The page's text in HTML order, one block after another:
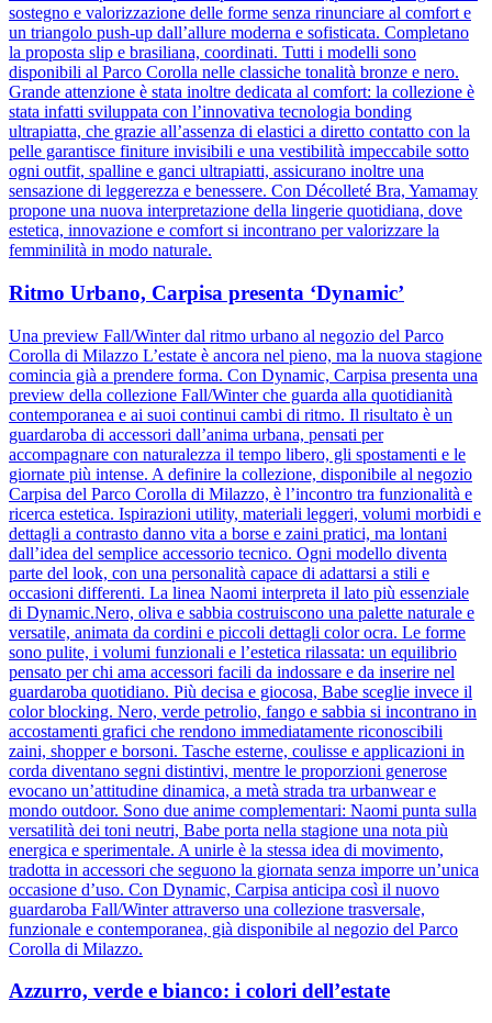
sostegno e valorizzazione delle forme senza rinunciare al comfort e
un triangolo push-up dall’allure moderna e sofisticata. Completano
la proposta slip e brasiliana, coordinati. Tutti i modelli sono
disponibili al Parco Corolla nelle classiche tonalità bronze e nero.
Grande attenzione è stata inoltre dedicata al comfort: la collezione è
stata infatti sviluppata con l’innovativa tecnologia bonding
ultrapiatta, che grazie all’assenza di elastici a diretto contatto con la
pelle garantisce finiture invisibili e una vestibilità impeccabile sotto
ogni outfit, spalline e ganci ultrapiatti, assicurano inoltre una
sensazione di leggerezza e benessere. Con Décolleté Bra, Yamamay
propone una nuova interpretazione della lingerie quotidiana, dove
estetica, innovazione e comfort si incontrano per valorizzare la
femminilità in modo naturale.
Ritmo Urbano, Carpisa presenta ‘Dynamic’
Una preview Fall/Winter dal ritmo urbano al negozio del Parco
Corolla di Milazzo L’estate è ancora nel pieno, ma la nuova stagione
comincia già a prendere forma. Con Dynamic, Carpisa presenta una
preview della collezione Fall/Winter che guarda alla quotidianità
contemporanea e ai suoi continui cambi di ritmo. Il risultato è un
guardaroba di accessori dall’anima urbana, pensati per
accompagnare con naturalezza il tempo libero, gli spostamenti e le
giornate più intense. A definire la collezione, disponibile al negozio
Carpisa del Parco Corolla di Milazzo, è l’incontro tra funzionalità e
ricerca estetica. Ispirazioni utility, materiali leggeri, volumi morbidi e
dettagli a contrasto danno vita a borse e zaini pratici, ma lontani
dall’idea del semplice accessorio tecnico. Ogni modello diventa
parte del look, con una personalità capace di adattarsi a stili e
occasioni differenti. La linea Naomi interpreta il lato più essenziale
di Dynamic.Nero, oliva e sabbia costruiscono una palette naturale e
versatile, animata da cordini e piccoli dettagli color ocra. Le forme
sono pulite, i volumi funzionali e l’estetica rilassata: un equilibrio
pensato per chi ama accessori facili da indossare e da inserire nel
guardaroba quotidiano. Più decisa e giocosa, Babe sceglie invece il
color blocking. Nero, verde petrolio, fango e sabbia si incontrano in
accostamenti grafici che rendono immediatamente riconoscibili
zaini, shopper e borsoni. Tasche esterne, coulisse e applicazioni in
corda diventano segni distintivi, mentre le proporzioni generose
evocano un’attitudine dinamica, a metà strada tra urbanwear e
mondo outdoor. Sono due anime complementari: Naomi punta sulla
versatilità dei toni neutri, Babe porta nella stagione una nota più
energica e sperimentale. A unirle è la stessa idea di movimento,
tradotta in accessori che seguono la giornata senza imporre un’unica
occasione d’uso. Con Dynamic, Carpisa anticipa così il nuovo
guardaroba Fall/Winter attraverso una collezione trasversale,
funzionale e contemporanea, già disponibile al negozio del Parco
Corolla di Milazzo.
Azzurro, verde e bianco: i colori dell’estate